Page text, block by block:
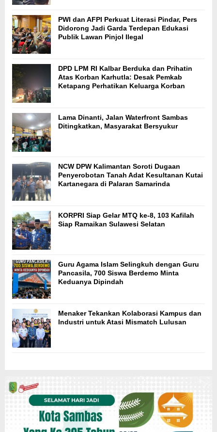
PWI dan AFPI Perkuat Literasi Pindar, Pers
Didorong Jadi Garda Terdepan Edukasi
Publik Lawan Pinjol Ilegal
DPD LPM RI Kalbar Berduka dan Prihatin
Atas Korban Karhutla: Desak Pemkab
Ketapang Perhatikan Keluarga Korban
Lama Dinanti, Jalan Waterfront Sambas
Ditingkatkan, Masyarakat Bersyukur
NCW DPW Kalimantan Soroti Dugaan
Penyerobotan Tanah Adat Kesultanan Kutai
Kartanegara di Palaran Samarinda
KORPRI Siap Gelar MTQ ke-8, 103 Kafilah
Siap Ramaikan Sulawesi Selatan
Guru Agama Islam Selingkuh dengan Guru
Pancasila, 700 Siswa Berdemo Minta
Keduanya Dipindah
Menaker Tekankan Kolaborasi Kampus dan
Industri untuk Atasi Mismatch Lulusan